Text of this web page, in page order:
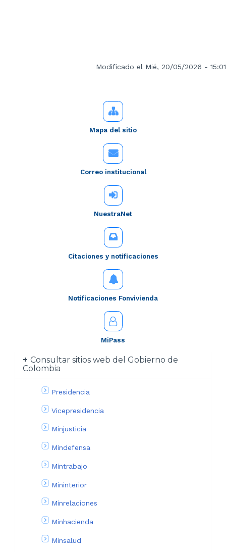
Modificado el Mié, 20/05/2026 - 15:01
Mapa del sitio
Correo institucional
NuestraNet
Citaciones y notificaciones
Notificaciones Fonvivienda
MiPass
Consultar sitios web del Gobierno de
Colombia
Presidencia
Vicepresidencia
Minjusticia
Mindefensa
Mintrabajo
Mininterior
Minrelaciones
Minhacienda
Minsalud